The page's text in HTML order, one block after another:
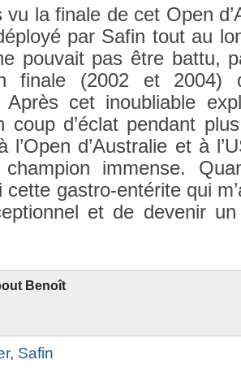
vu la fin­ale de cet Open
par Safin tout au
pouvait pas être battu,
fin­ale (2002 et 2004)
Après cet in­oub­li­able
coup d’éclat pen­dant
l’Open d’Australie et à
im­men­se.
cette gastro-entérite qui
et de de­venir
Benoît
, Safin